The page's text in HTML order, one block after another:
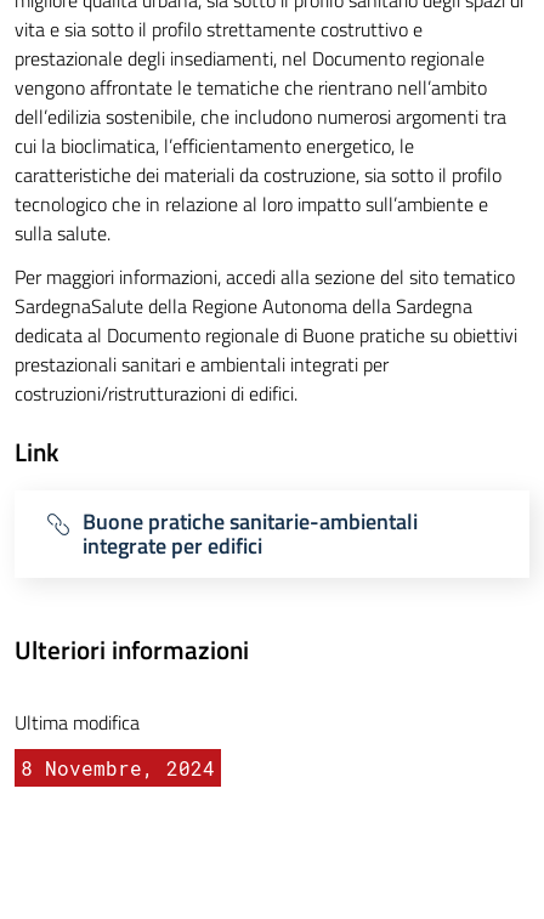
vita e sia sotto il profilo strettamente costruttivo e
prestazionale degli insediamenti, nel Documento regionale
vengono affrontate le tematiche che rientrano nell’ambito
dell’edilizia sostenibile, che includono numerosi argomenti tra
cui la bioclimatica, l’efficientamento energetico, le
caratteristiche dei materiali da costruzione, sia sotto il profilo
tecnologico che in relazione al loro impatto sull’ambiente e
sulla salute.
Per maggiori informazioni, accedi alla sezione del sito tematico
SardegnaSalute della Regione Autonoma della Sardegna
dedicata al Documento regionale di Buone pratiche su obiettivi
prestazionali sanitari e ambientali integrati per
costruzioni/ristrutturazioni di edifici.
Link
Buone pratiche sanitarie-ambientali
integrate per edifici
Ulteriori informazioni
Ultima modifica
8 Novembre, 2024